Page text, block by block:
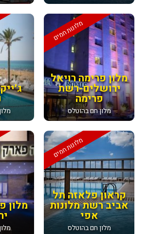
מלונות חמים
מלון פרימה רויאל
ירושלים-רשת
פרימה
מלון חם בהוטלס
מלון
מלונות חמים
קראון פלאזה תל
אביב רשת מלונות
אפי
מלון חם בהוטלס